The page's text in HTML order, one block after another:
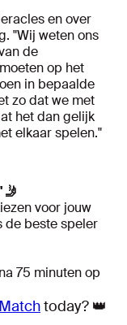
en over
"Wij weten ons
de
op het
in bepaalde
zo dat we met
het dan gelijk
elkaar spelen."
voor jouw
de beste speler
75 minuten op
today? 👑